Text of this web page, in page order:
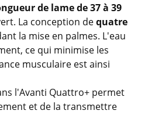
de lame de 37 à 39
La conception dequatre
la mise en palmes. L'eau
ce qui minimise les
musculaire est ainsi
l'Avanti Quattro+ permet
et de la transmettre